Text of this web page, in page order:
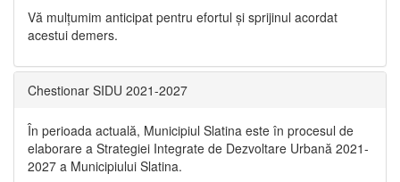
Vă mulţumim anticipat pentru efortul şi sprijinul acordat
acestui demers.
Chestionar SIDU 2021-2027
În perioada actuală, Municipiul Slatina este în procesul de
elaborare a Strategiei Integrate de Dezvoltare Urbană 2021‐
2027 a Municipiului Slatina.